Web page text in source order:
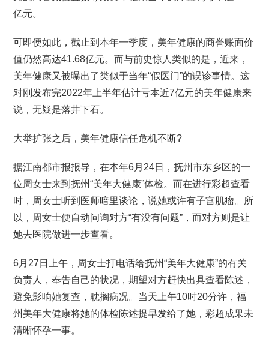
亿元。
可即便如此，截止到本年一季度，美年健康的商誉账面价
值仍然高达41.68亿元。而与前史惊人类似的是，近来，
美年健康又被曝出了类似于当年“假医门”的误诊事情。这
对刚发布完2022年上半年估计亏本近7亿元的美年健康来
说，无疑是落井下石。
大举扩张之后，美年健康信任危机不断?
据江南都市报报导，在本年6月24日，抚州市东乡区的一
位周女士来到抚州“美年大健康”体检。而在进行彩超查看
时，周女士听到医师暗里谈论，说她或许有子宫肌瘤。所
以，周女士便自动问询对方“有没有问题”，而对方则是让
她去医院做进一步查看。
6月27日上午，周女士打电话给抚州“美年大健康”的有关
负责人，奉告自己的状况，期望对方赶快出具查看陈述，
避免影响她复查，耽搁病况。当天上午10时20分许，福
州美年大健康将她的体检陈述提早发给了她，彩超成果未
清晰怀孕一事。